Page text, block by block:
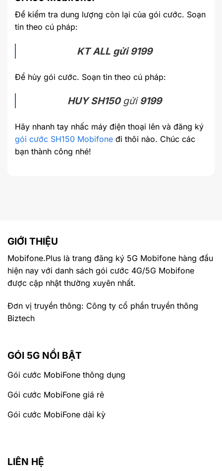
Để kiểm tra dung lượng còn lại của gói cước. Soạn
tin theo cú pháp:
KT ALL gửi 9199
Để hủy gói cước. Soạn tin theo cú pháp:
HUY SH150 gửi 9199
Hãy nhanh tay nhấc máy điện thoại lên và đăng ký
gói cước SH150 Mobifone đi thôi nào. Chúc các
bạn thành công nhé!
GIỚI THIỆU
Mobifone.Plus là trang đăng ký 5G Mobifone hàng đầu
hiện nay với danh sách gói cước 4G/5G Mobifone
được cập nhật thường xuyên nhất.
Đơn vị truyền thông: Công ty cổ phần truyền thông
Biztech
GÓI 5G NỔI BẬT
Gói cước MobiFone thông dụng
Gói cước MobiFone giá rẻ
Gói cước MobiFone dài kỳ
LIÊN HỆ